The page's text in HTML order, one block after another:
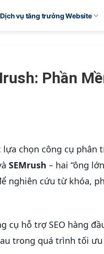
Dịch vụ tăng trưởng Website
Phần
lựa chọn công cụ
SEMrush – hai “ông
nghiên cứu từ khóa,
cụ hỗ trợ SEO hàng
trong quá trình tối